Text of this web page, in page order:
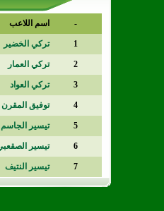
- اسم اللاعب
1 تركي الخضير
2 تركي العمار
3 تركي العواد
4 توفيق المقرن
5 تيسير الجاسم
6 تيسير
7 تيسير النتيف